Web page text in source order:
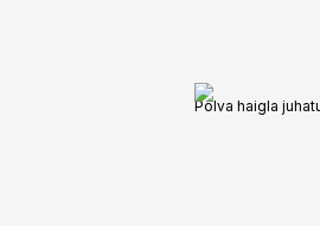
Põlva haigla